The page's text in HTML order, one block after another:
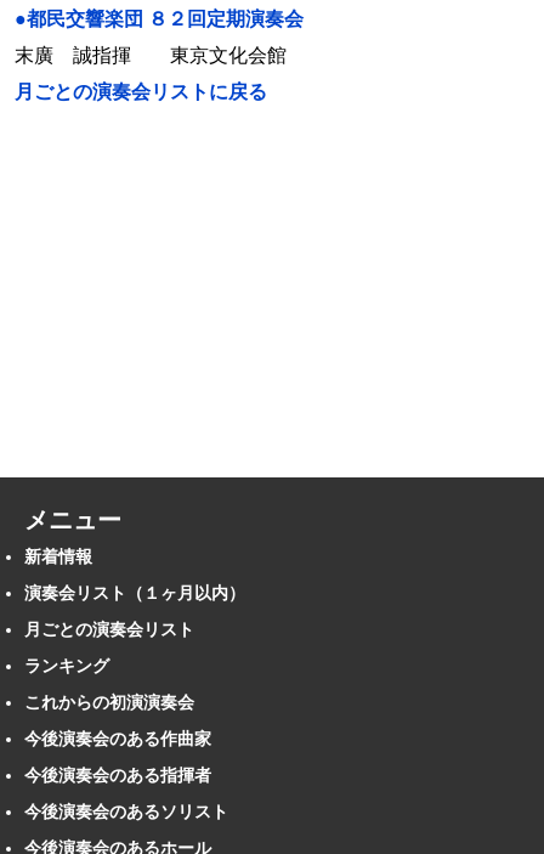
●都民交響楽団 ８２回定期演奏会
末廣 誠指揮 東京文化会館
月ごとの演奏会リストに戻る
メニュー
新着情報
演奏会リスト（１ヶ月以内）
月ごとの演奏会リスト
ランキング
これからの初演演奏会
今後演奏会のある作曲家
今後演奏会のある指揮者
今後演奏会のあるソリスト
今後演奏会のあるホール